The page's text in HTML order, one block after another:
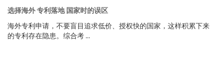
选择海外 专利落地 国家时的误区
海外专利申请，不要盲目追求低价、授权快的国家，这样积累下来
的专利存在隐患。综合考 ...